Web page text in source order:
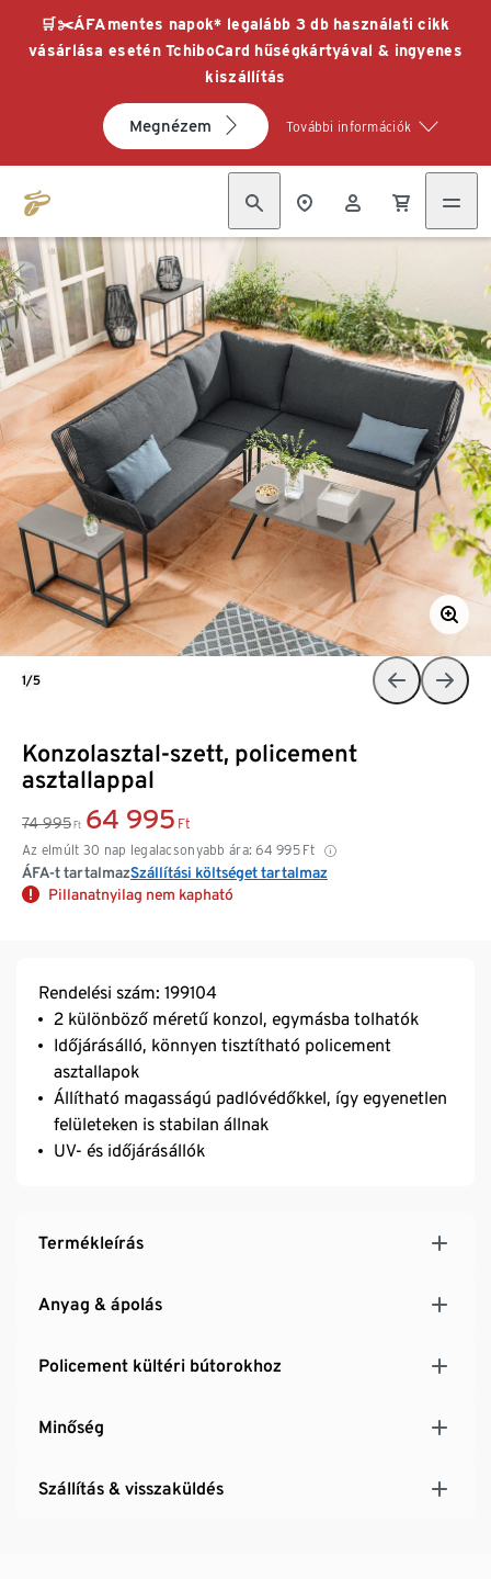
🛒✂️ÁFAmentes napok* legalább 3 db használati cikk
vásárlása esetén TchiboCard hűségkártyával & ingyenes
kiszállítás
Megnézem További információk
Konzolasztal-szett, policement
asztallappal
74 995 Ft 64 995 Ft
Az elmúlt 30 nap legalacsonyabb ára: 64 995 Ft
ÁFA-t tartalmazSzállítási költséget tartalmaz
Pillanatnyilag nem kapható
1/5
Rendelési szám: 199104
2 különböző méretű konzol, egymásba tolhatók
Időjárásálló, könnyen tisztítható policement
asztallapok
Állítható magasságú padlóvédőkkel, így egyenetlen
felületeken is stabilan állnak
UV- és időjárásállók
Termékleírás
Anyag & ápolás
Policement kültéri bútorokhoz
Minőség
Szállítás & visszaküldés